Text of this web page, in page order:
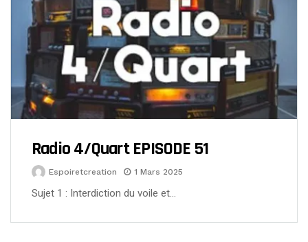
Radio 4/Quart EPISODE 51
Espoiretcreation 1 Mars 2025
Sujet 1 : Interdiction du voile et…